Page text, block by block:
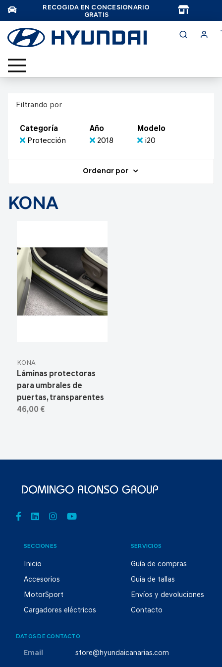
RECOGIDA EN CONCESIONARIO
GRATIS
Filtrando por
Categoría
Protección
Año
2018
Modelo
i20
Ordenar por
KONA
KONA
Láminas protectoras
para umbrales de
puertas, transparentes
46,00 €
SECCIONES
Inicio
Accesorios
MotorSport
Cargadores eléctricos
SERVICIOS
Guía de compras
Guía de tallas
Envíos y devoluciones
Contacto
DATOS DE CONTACTO
Email store@hyundaicanarias.com